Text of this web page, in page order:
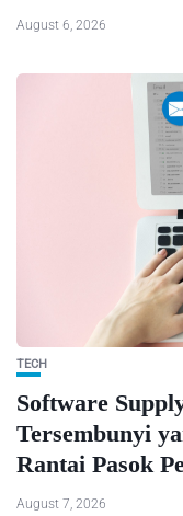
August 6, 2026
TECH
Software
Tersembunyi
Rantai Pasok
August 7, 2026